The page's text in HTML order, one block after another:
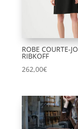
ROBE COURTE-
RIBKOFF
262,00€